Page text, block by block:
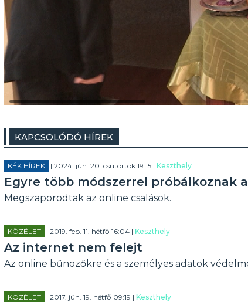
KAPCSOLÓDÓ HÍREK
KÉK HÍREK | 2024. jún. 20. csütörtök 19:15 | Keszthely
Egyre több módszerrel próbálkoznak
Megszaporodtak az online csalások.
KÖZÉLET | 2019. feb. 11. hétfő 16:04 | Keszthely
Az internet nem felejt
Az online bűnözőkre és a személyes adatok
KÖZÉLET | 2017. jún. 19. hétfő 09:19 | Keszthely